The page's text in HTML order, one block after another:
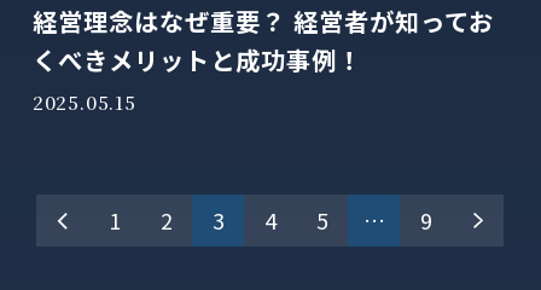
経営理念はなぜ重要？ 経営者が知ってお
くべきメリットと成功事例！
2025.05.15
投
1 2 3 4 5 … 9